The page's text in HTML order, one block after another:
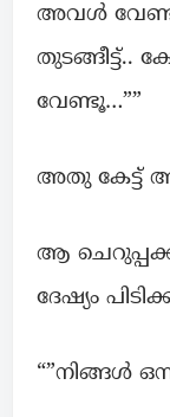
അവൾ
വേണ്ടൂ…””
അതു കേട്ട്
ആ
ദേഷ്യം
“”നിങ്ങൾ